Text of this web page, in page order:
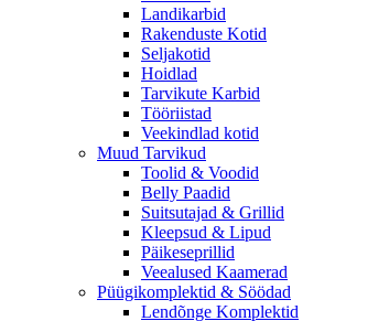
Landikarbid
Rakenduste Kotid
Seljakotid
Hoidlad
Tarvikute Karbid
Tööriistad
Veekindlad kotid
Muud Tarvikud
Toolid & Voodid
Belly Paadid
Suitsutajad & Grillid
Kleepsud & Lipud
Päikeseprillid
Veealused Kaamerad
Püügikomplektid & Söödad
Lendõnge Komplektid